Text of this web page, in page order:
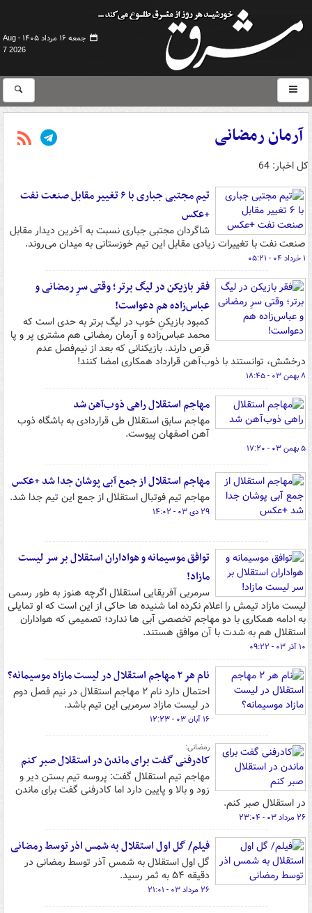
جمعه ۱۶ مرداد ۱۴۰۵ -
Aug
7 2026
آرمان رمضانی
کل اخبار: 64
تیم مجتبی جباری با ۶ تغییر مقابل صنعت نفت
+عکس
شاگردان مجتبی جباری نسبت به آخرین دیدار مقابل
صنعت نفت با تغییرات زیادی مقابل این تیم خوزستانی به میدان می‌روند.
۱ خرداد ۰۴ - ۰۵:۲۱
فقر بازیکن در لیگ برتر؛ وقتی سرِ رمضانی و
عباس‌زاده هم دعواست!
کمبود بازیکنِ خوب در لیگ برتر به حدی است که
محمد عباس‌زاده و آرمان رمضانی هم مشتری پر و پا
قرص دارند. بازیکنانی که بعد از نیم‌فصل عدم
درخشش، توانستند با ذوب‌آهن قرارداد همکاری امضا کنند!
۸ بهمن ۰۳ - ۱۸:۴۵
مهاجم استقلال راهی ذوب‌آهن شد
مهاجم سابق استقلال طی قراردادی به باشگاه ذوب
آهن اصفهان پیوست.
۵ بهمن ۰۳ - ۱۷:۲۰
مهاجم استقلال از جمع آبی پوشان جدا شد +عکس
مهاجم تیم فوتبال استقلال از جمع این تیم جدا شد.
۲۹ دی ۰۳ - ۱۴:۰۲
توافق موسیمانه و هواداران استقلال بر سر لیست
مازاد!
سرمربی آفریقایی استقلال اگرچه هنوز به طور رسمی
لیست مازاد تیمش را اعلام نکرده اما شنیده ها حاکی از این است که او تمایلی
به ادامه همکاری با دو مهاجم تخصصی آبی ها ندارد؛ تصمیمی که هواداران
استقلال هم به شدت با آن موافق هستند.
۱۰ آذر ۰۳ - ۰۹:۲۲
نام هر ۲ مهاجم استقلال در لیست مازاد موسیمانه؟
احتمال دارد نام ۲ مهاجم استقلال در نیم فصل دوم
در لیست مازاد سرمربی این تیم باشد.
۱۶ آبان ۰۳ - ۱۲:۲۳
رمضانی:
کادرفنی گفت برای ماندن در استقلال صبر کنم
مهاجم تیم استقلال گفت: پروسه تیم بستن دیر و
زود و بالا و پایین دارد اما کادرفنی گفت برای ماندن
در استقلال صبر کنم.
۲۶ مرداد ۰۳ - ۲۳:۰۴
فیلم/ گل اول استقلال به شمس اذر توسط رمضانی
گل اول استقلال به شمس آذر توسط رمضانی در
دقیقه ۵۴ به ثمر رسید.
۲۶ مرداد ۰۳ - ۲۱:۰۱